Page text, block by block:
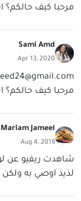
مرحبا كيف حالكم؟
Sami Amd
Apr 13, 2020
مرحبا كيف حالكم؟
Mariam Jameel
Aug 4, 2019
شاهدت ريفيو عن
لذيذ اوصي به ولكن